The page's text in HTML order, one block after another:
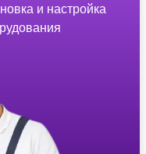
и настройка